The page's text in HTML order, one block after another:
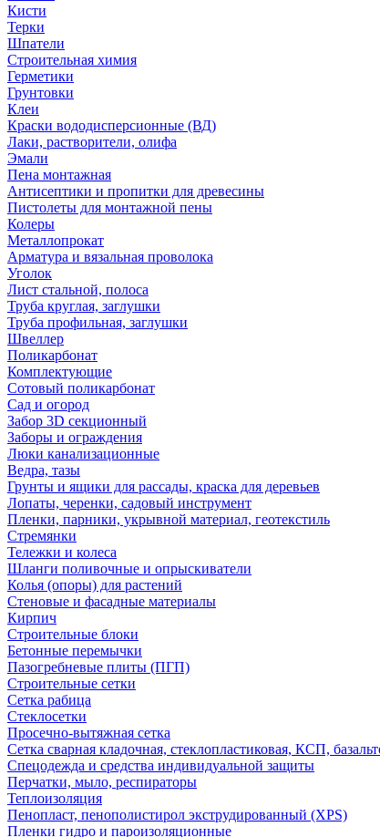
Кисти
Терки
Шпатели
Строительная химия
Герметики
Грунтовки
Клеи
Краски вододисперсионные (ВД)
Лаки, растворители, олифа
Эмали
Пена монтажная
Антисептики и пропитки для древесины
Пистолеты для монтажной пены
Колеры
Металлопрокат
Арматура и вязальная проволока
Уголок
Лист стальной, полоса
Труба круглая, заглушки
Труба профильная, заглушки
Швеллер
Поликарбонат
Комплектующие
Сотовый поликарбонат
Сад и огород
Забор 3D секционный
Заборы и ограждения
Люки канализационные
Ведра, тазы
Грунты и ящики для рассады, краска для деревьев
Лопаты, черенки, садовый инструмент
Пленки, парники, укрывной материал, геотекстиль
Стремянки
Тележки и колеса
Шланги поливочные и опрыскиватели
Колья (опоры) для растений
Стеновые и фасадные материалы
Кирпич
Строительные блоки
Бетонные перемычки
Пазогребневые плиты (ПГП)
Строительные сетки
Сетка рабица
Стеклосетки
Просечно-вытяжная сетка
Сетка сварная кладочная, стеклопластиковая, КСП,
Спецодежда и средства индивидуальной защиты
Перчатки, мыло, респираторы
Теплоизоляция
Пенопласт, пенополистирол экструдированный (XPS)
Пленки гидро и пароизоляционные